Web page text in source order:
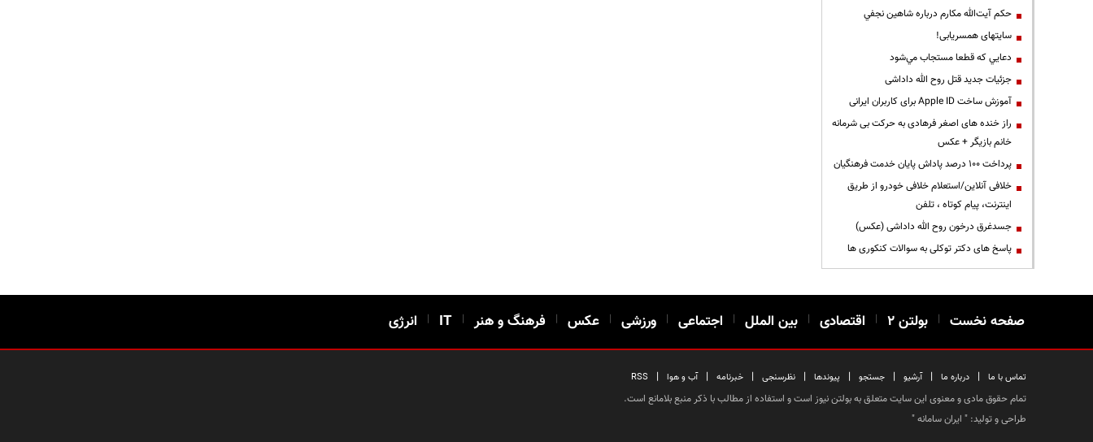
حكم آيت‌الله مكارم درباره شاهين نجفي
سایتهای همسریابی!
دعايي كه قطعا مستجاب مي‌شود
جزئیات جدید قتل روح الله داداشی
آموزش ساخت Apple ID برای کاربران ایرانی
راز خنده های اصغر فرهادی به حرکت بی شرمانه
خانم بازیگر + عکس
پرداخت ۱۰۰ درصد پاداش پایان خدمت فرهنگیان
خلافی آنلاین/استعلام خلافی خودرو از طریق
اینترنت، پیام کوتاه ، تلفن
جسدغرق درخون روح الله داداشی (عکس)
پاسخ های دکتر توکلی به سوالات کنکوری ها
صفحه نخست | بولتن ۲ | اقتصادی | بین الملل | اجتماعی | ورزشی | عکس | فرهنگ و هنر |
IT
| انرژی
تماس با ما | درباره ما | آرشیو | جستجو | پیوندها | نظرسنجی | خبرنامه | آب و هوا |
RSS
تمام حقوق مادی و معنوی این سایت متعلق به بولتن نیوز است و استفاده از مطالب با ذکر منبع بلامانع است.
طراحی و تولید: " ایران سامانه"